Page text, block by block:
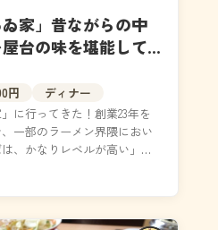
ゐ家」昔ながらの中
台の味を堪能して
レポ
円
ディナー
に行ってきた！創業23年を
一部のラーメン界隈におい
、かなりレベルが高い」と
台の味”の醤油が効いた中